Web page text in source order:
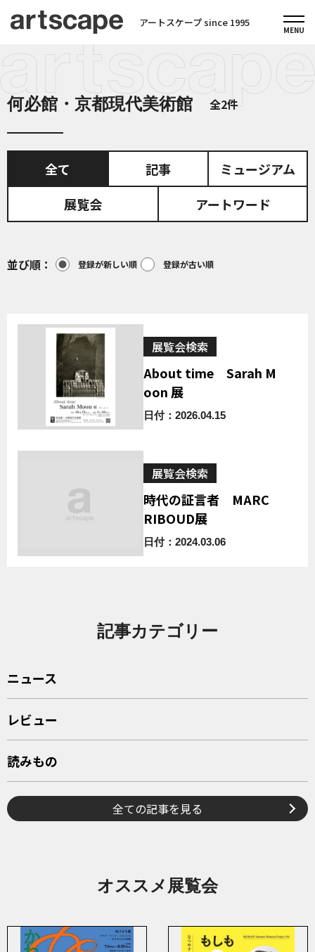
アートスケープ since 1995
何必館・京都現代美術館 全2件
全て 記事
ミュージアム
展覧会
アートワード
並び順 登録が新しい順 登録が古い順
展覧会検索
About time Sarah M
oon 展
日付：2026.04.15
展覧会検索
時代の証言者 MARC
RIBOUD展
日付：2024.03.06
記事カテゴリー
ニュース
レビュー
読みもの
全ての記事を見る
オススメ展覧会